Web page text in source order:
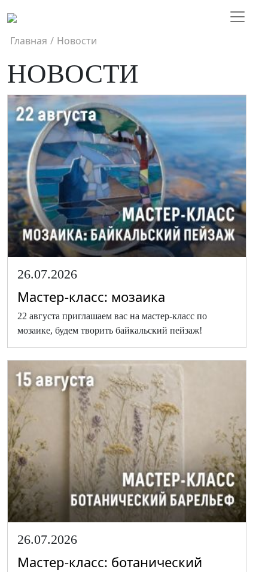
Главная / Новости
НОВОСТИ
26.07.2026
Мастер-класс: мозаика
22 августа приглашаем вас на мастер-класс по
мозаике, будем творить байкальский пейзаж!
26.07.2026
Мастер-класс: ботанический